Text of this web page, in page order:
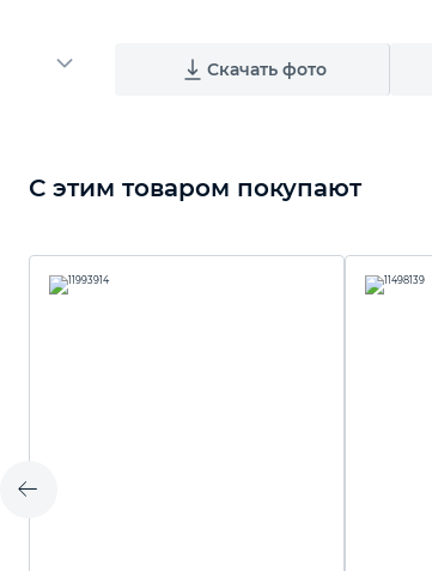
Прочий инструментСкачать фото
С этим товаром покупают